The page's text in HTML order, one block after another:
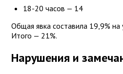
18-20 часов — 14
Общая явка составила 19,9% на
Итого — 21%.
Нарушения и